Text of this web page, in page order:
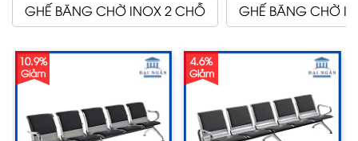
GHẾ BĂNG CHỜ INOX 2 CHỖ GHẾ BĂNG CHỜ
10.9%
Giảm
4.6%
Giảm